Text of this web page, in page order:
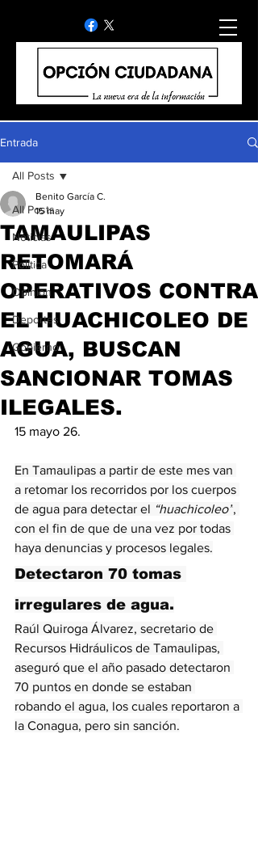
Entrada
All Posts
Noticias
Politica
Opinion
Deportes
Gobierno
All Posts
TAMAULIPAS
RETOMARÁ
OPERATIVOS CONTRA
EL HUACHICOLEO DE
AGUA, BUSCAN
SANCIONAR TOMAS
ILEGALES.
Benito García C.
15 may
15 mayo 26.
En Tamaulipas a partir de este mes van
a retomar los recorridos por los cuerpos
de agua para detectar el “huachicoleo”,
con el fin de que de una vez por todas
haya denuncias y procesos legales.
Detectaron 70 tomas
irregulares de agua.
Raúl Quiroga Álvarez, secretario de
Recursos Hidráulicos de Tamaulipas,
aseguró que el año pasado detectaron
70 puntos en donde se estaban
robando el agua, los cuales reportaron a
la Conagua, pero sin sanción.